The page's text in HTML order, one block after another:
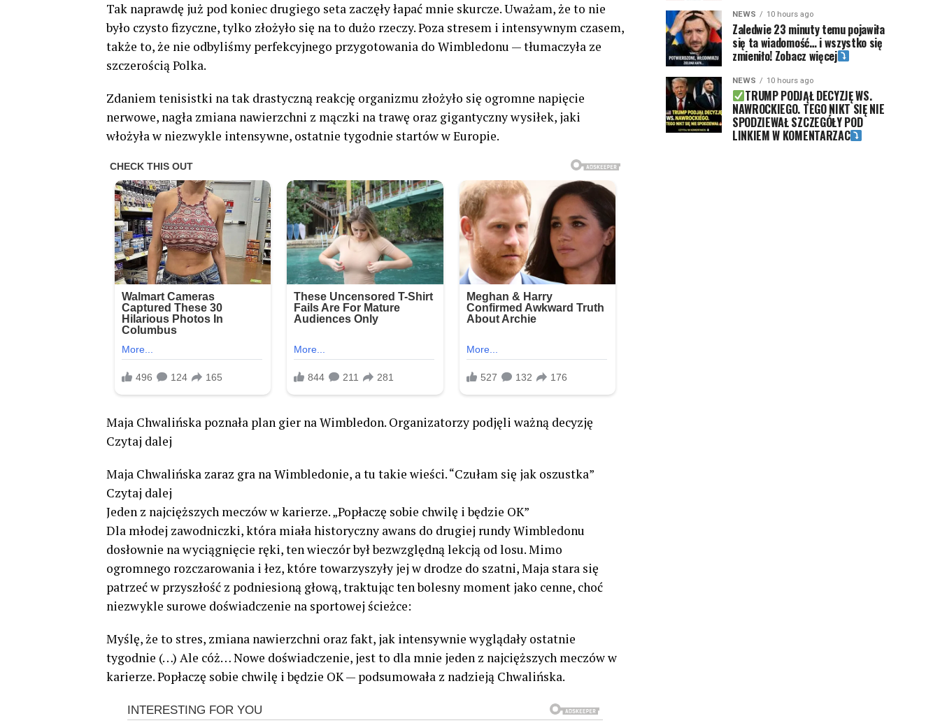
Tak naprawdę już pod koniec drugiego seta zaczęły łapać mnie skurcze. Uważam, że to nie
było czysto fizyczne, tylko złożyło się na to dużo rzeczy. Poza stresem i intensywnym czasem,
także to, że nie odbyliśmy perfekcyjnego przygotowania do Wimbledonu — tłumaczyła ze
szczerością Polka.
Zdaniem tenisistki na tak drastyczną reakcję organizmu złożyło się ogromne napięcie
nerwowe, nagła zmiana nawierzchni z mączki na trawę oraz gigantyczny wysiłek, jaki
włożyła w niezwykle intensywne, ostatnie tygodnie startów w Europie.
Maja Chwalińska poznała plan gier na Wimbledon. Organizatorzy podjęli ważną decyzję
Czytaj dalej
Maja Chwalińska zaraz gra na Wimbledonie, a tu takie wieści. “Czułam się jak oszustka”
Czytaj dalej
Jeden z najcięższych meczów w karierze. „Popłaczę sobie chwilę i będzie OK”
Dla młodej zawodniczki, która miała historyczny awans do drugiej rundy Wimbledonu
dosłownie na wyciągnięcie ręki, ten wieczór był bezwzględną lekcją od losu. Mimo
ogromnego rozczarowania i łez, które towarzyszyły jej w drodze do szatni, Maja stara się
patrzeć w przyszłość z podniesioną głową, traktując ten bolesny moment jako cenne, choć
niezwykle surowe doświadczenie na sportowej ścieżce:
Myślę, że to stres, zmiana nawierzchni oraz fakt, jak intensywnie wyglądały ostatnie
tygodnie (…) Ale cóż… Nowe doświadczenie, jest to dla mnie jeden z najcięższych meczów w
karierze. Popłaczę sobie chwilę i będzie OK — podsumowała z nadzieją Chwalińska.
NEWS 10 hours ago
Zaledwie 23 minuty temu pojawiła
się ta wiadomość… i wszystko się
zmieniło! Zobacz więcej
NEWS 10 hours ago
TRUMP PODJĄŁ DECYZJĘ WS.
NAWROCKIEGO. TEGO NIKT SIĘ NIE
SPODZIEWAŁ SZCZEGÓŁY POD
LINKIEM W KOMENTARZAC